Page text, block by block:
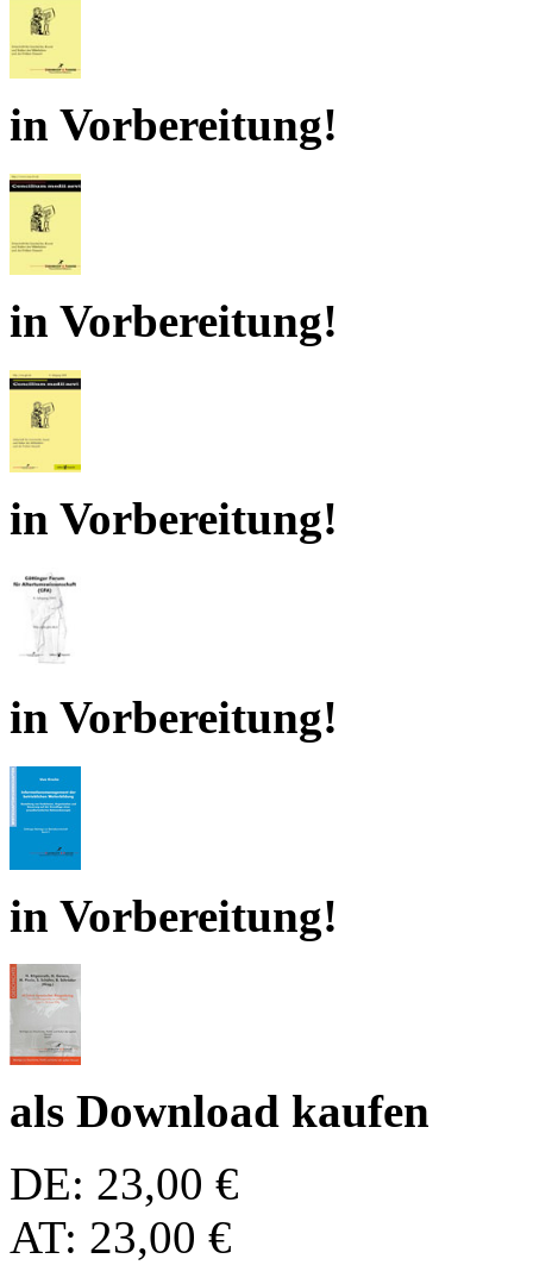
in Vorbereitung!
in Vorbereitung!
in Vorbereitung!
in Vorbereitung!
in Vorbereitung!
als Download kaufen
DE: 23,00 €
AT: 23,00 €